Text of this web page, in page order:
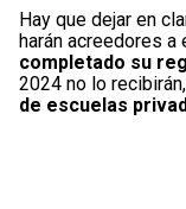
Hay que dejar en
harán acreedores a
completado su
2024 no lo
de escuelas